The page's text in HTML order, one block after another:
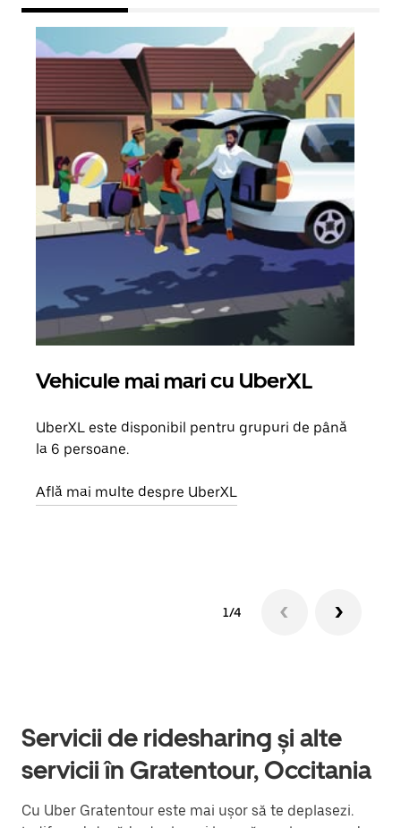
Vehicule mai mari cu UberXL
UberXL este disponibil pentru grupuri de până
la 6 persoane.
Află mai multe despre UberXL
1/4
Servicii de ridesharing și alte
servicii în Gratentour, Occitania
Cu Uber Gratentour este mai ușor să te deplasezi.